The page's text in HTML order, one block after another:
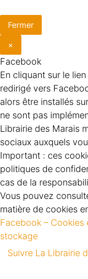
Fermer
×
Facebook
En cliquant sur le
redirigé vers
alors être installés
ne sont pas
Librairie des Marais
sociaux auxquels
Important : ces
politiques de
cas de la
Vous pouvez
matière de cookies
Facebook –
stockage
Suivre La Librairie